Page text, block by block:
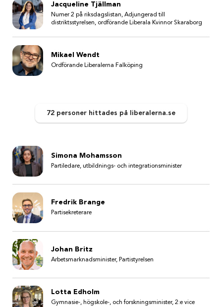
Jacqueline Tjällman
Numer 2 på riksdagslistan, Adjungerad till
distriktsstyrelsen, ordförande Liberala Kvinnor Skaraborg
Mikael Wendt
Ordförande Liberalerna Falköping
72 personer hittades på liberalerna.se
Simona Mohamsson
Partiledare, utbildnings- och integrationsminister
Fredrik Brange
Partisekreterare
Johan Britz
Arbetsmarknadsminister, Partistyrelsen
Lotta Edholm
Gymnasie-, högskole-, och forskningsminister, 2:e vice